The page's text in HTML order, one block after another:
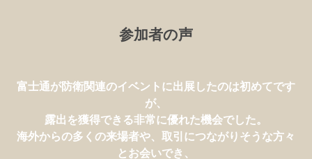
参加者の声
最先端の防衛装備品、技術、コンセプトについて知るこ
とができるイベントです。
中には戦略を検討する際に非常に重要なものもありま
富士通が防衛関連のイベントに出展したのは初めてです
が、
露出を獲得できる非常に優れた機会でした。
海外からの多くの来場者や、取引につながりそうな方々
とお会いでき、